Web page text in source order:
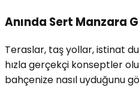
Anında Sert Manzara
Teraslar, taş yollar, istinat
hızla gerçekçi konseptler
bahçenize nasıl uyduğunu